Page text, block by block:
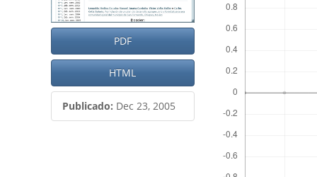
PDF
HTML
Publicado: Dec 23, 2005